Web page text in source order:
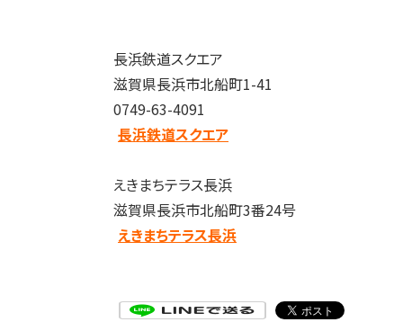
長浜鉄道スクエア
滋賀県長浜市北船町1-41
0749-63-4091
長浜鉄道スクエア
えきまちテラス長浜
滋賀県長浜市北船町3番24号
えきまちテラス長浜